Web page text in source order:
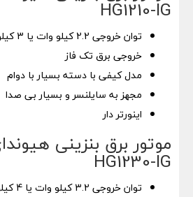
HG1210-IG
توان خروجی 2.2 کیلو وات یا 3 کیلو ولت آمپر(کاوا)
خروجی برق تک فاز
مدل کیفی با دسته بسیار با دوام
مجهز به سایلنسر و بسیار بی صدا
اینورتر دار
موتور برق بنزینی
HG1230-IG
توان خروجی 3.2 کیلو وات یا 4 کیلو ولت آمپر(کاوا)